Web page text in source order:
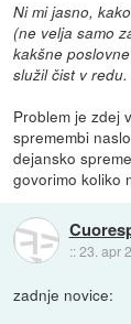
Ni mi jasno,
(ne velja samo
kakšne
služil čist v redu.
Problem je zdej
spremembi
dejansko
govorimo koliko
::23. apr
zadnje novice: